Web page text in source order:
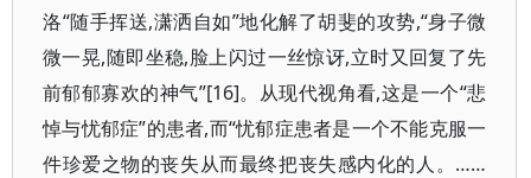
洛“随手挥送,潇洒自如”地化解了胡斐的攻势,“身子微
微一晃,随即坐稳,脸上闪过一丝惊讶,立时又回复了先
前郁郁寡欢的神气”[16]。从现代视角看,这是一个“悲
悼与忧郁症”的患者,而“忧郁症患者是一个不能克服一
件珍爱之物的丧失从而最终把丧失感内化的人。……